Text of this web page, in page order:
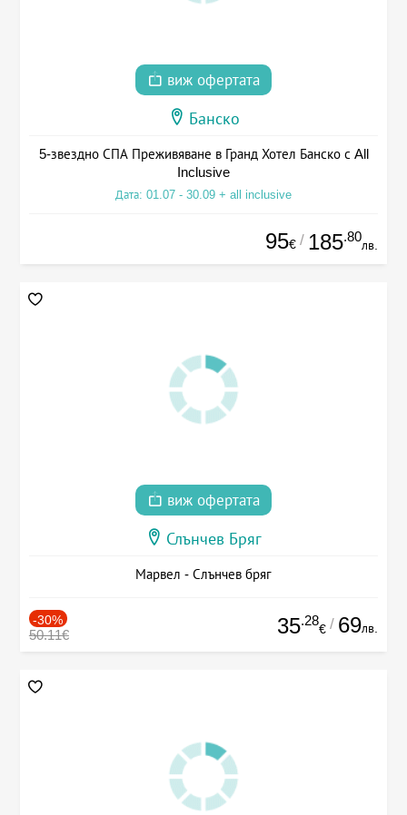
виж офертата
Банско
5-звездно СПА Преживяване в Гранд Хотел Банско с All
Inclusive
Дата: 01.07 - 30.09 + all inclusive
95€ / 185.80
лв.
виж офертата
Слънчев Бряг
Марвел - Слънчев бряг
-30%
50.11€ 35.28
€ / 69лв.